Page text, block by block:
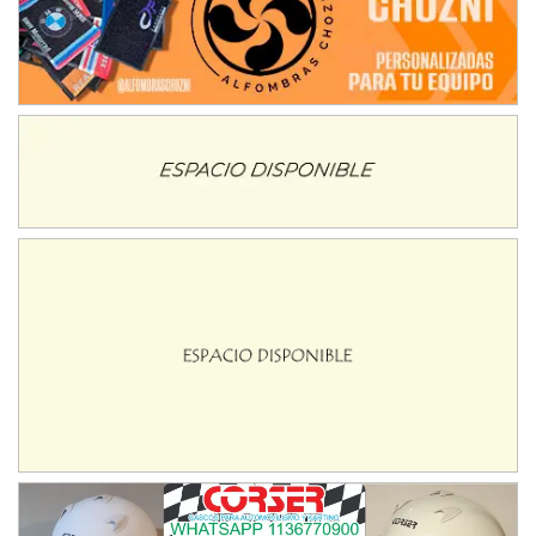
IAME SERIES ARGENTINA 6
Ramiro Tot (Asfalto)
Baradero (Buenos Aires)
KDO - F6
Trenque Lauquen (Buenos Aires)
Parque de la Velocidad (Asfalto)
CSK - F7
Juventud Unida (Tierra)
Humboldt (Santa Fe)